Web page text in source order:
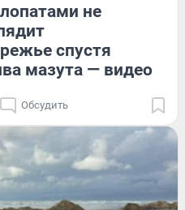
не
спустя
мазута — видео
Обсудить